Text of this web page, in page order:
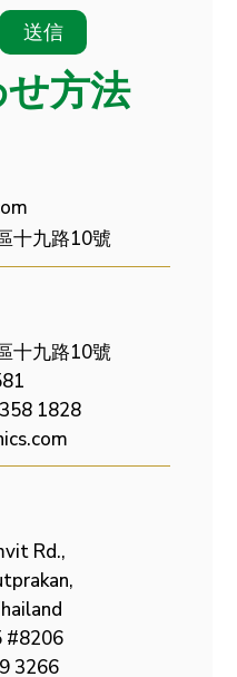
送信
方法
十九路10號
十九路10號
1828
Rd.,
#8206
3266